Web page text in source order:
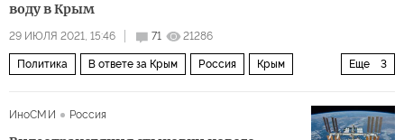
воду в Крым
29 ИЮЛЯ 2021, 15:46 71 21286
Еще 3
Политика В ответе за Крым Россия Крым
ИноСМИ
Россия